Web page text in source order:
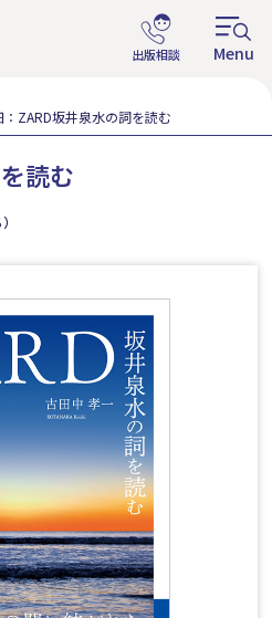
：ZARD坂井泉水の詞を読む
読む